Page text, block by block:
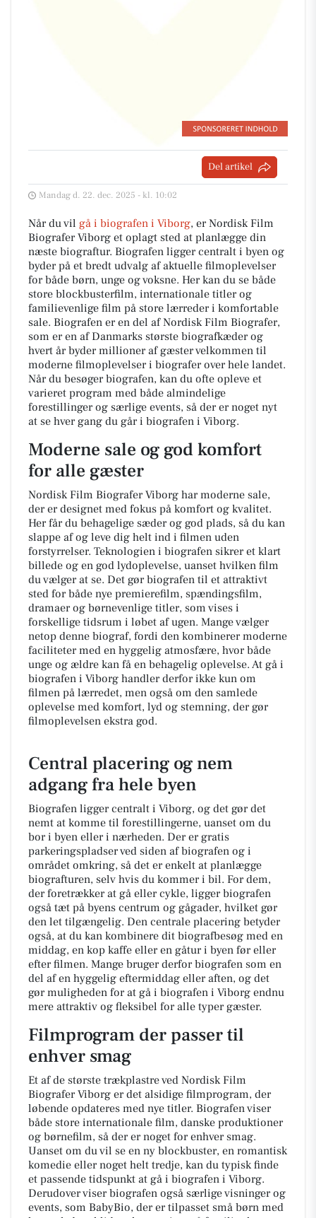
Del artikel
Mandag d. 22. dec. 2025 - kl. 10:02
Når du vil gå i biografen i Viborg, er Nordisk Film
Biografer Viborg et oplagt sted at planlægge din
næste biograftur. Biografen ligger centralt i byen og
byder på et bredt udvalg af aktuelle filmoplevelser
for både børn, unge og voksne. Her kan du se både
store blockbusterfilm, internationale titler og
familievenlige film på store lærreder i komfortable
sale. Biografen er en del af Nordisk Film Biografer,
som er en af Danmarks største biografkæder og
hvert år byder millioner af gæster velkommen til
moderne filmoplevelser i biografer over hele landet.
Når du besøger biografen, kan du ofte opleve et
varieret program med både almindelige
forestillinger og særlige events, så der er noget nyt
at se hver gang du går i biografen i Viborg.
Moderne sale og god komfort
for alle gæster
Nordisk Film Biografer Viborg har moderne sale,
der er designet med fokus på komfort og kvalitet.
Her får du behagelige sæder og god plads, så du kan
slappe af og leve dig helt ind i filmen uden
forstyrrelser. Teknologien i biografen sikrer et klart
billede og en god lydoplevelse, uanset hvilken film
du vælger at se. Det gør biografen til et attraktivt
sted for både nye premierefilm, spændingsfilm,
dramaer og børnevenlige titler, som vises i
forskellige tidsrum i løbet af ugen. Mange vælger
netop denne biograf, fordi den kombinerer moderne
faciliteter med en hyggelig atmosfære, hvor både
unge og ældre kan få en behagelig oplevelse. At gå i
biografen i Viborg handler derfor ikke kun om
filmen på lærredet, men også om den samlede
oplevelse med komfort, lyd og stemning, der gør
filmoplevelsen ekstra god.
Central placering og nem
adgang fra hele byen
Biografen ligger centralt i Viborg, og det gør det
nemt at komme til forestillingerne, uanset om du
bor i byen eller i nærheden. Der er gratis
parkeringspladser ved siden af biografen og i
området omkring, så det er enkelt at planlægge
biografturen, selv hvis du kommer i bil. For dem,
der foretrækker at gå eller cykle, ligger biografen
også tæt på byens centrum og gågader, hvilket gør
den let tilgængelig. Den centrale placering betyder
også, at du kan kombinere dit biografbesøg med en
middag, en kop kaffe eller en gåtur i byen før eller
efter filmen. Mange bruger derfor biografen som en
del af en hyggelig eftermiddag eller aften, og det
gør muligheden for at gå i biografen i Viborg endnu
mere attraktiv og fleksibel for alle typer gæster.
Filmprogram der passer til
enhver smag
Et af de største trækplastre ved Nordisk Film
Biografer Viborg er det alsidige filmprogram, der
løbende opdateres med nye titler. Biografen viser
både store internationale film, danske produktioner
og børnefilm, så der er noget for enhver smag.
Uanset om du vil se en ny blockbuster, en romantisk
komedie eller noget helt tredje, kan du typisk finde
et passende tidspunkt at gå i biografen i Viborg.
Derudover viser biografen også særlige visninger og
events, som BabyBio, der er tilpasset små børn med